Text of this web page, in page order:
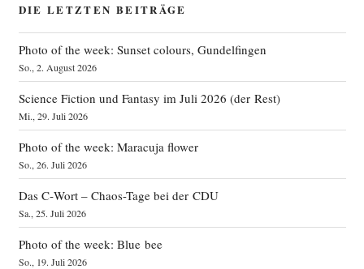
DIE LETZTEN BEITRÄGE
Photo of the week: Sunset colours, Gundelfingen
So., 2. August 2026
Science Fiction und Fantasy im Juli 2026 (der Rest)
Mi., 29. Juli 2026
Photo of the week: Maracuja flower
So., 26. Juli 2026
Das C‑Wort – Chaos-Tage bei der CDU
Sa., 25. Juli 2026
Photo of the week: Blue bee
So., 19. Juli 2026